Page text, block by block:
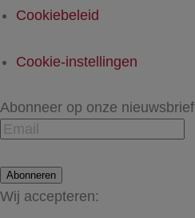
Cookiebeleid
Cookie-instellingen
Abonneer op onze nieuwsbrief
Abonneren
Wij accepteren: